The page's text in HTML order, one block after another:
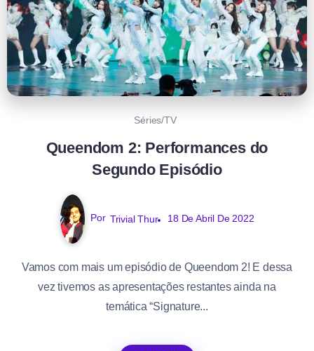
Séries/TV
Queendom 2: Performances do
Segundo Episódio
Por Trivial Thur 18 De Abril De 2022
Vamos com mais um episódio de Queendom 2! E dessa
vez tivemos as apresentações restantes ainda na
temática “Signature...